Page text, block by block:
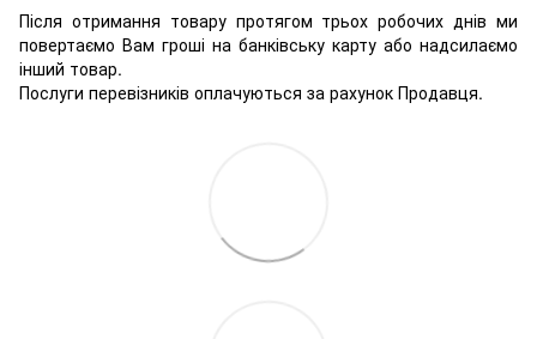
Після отримання товару протягом трьох робочих днів ми
повертаємо Вам гроші на банківську карту або надсилаємо
інший товар.
Послуги перевізників оплачуються за рахунок Продавця.